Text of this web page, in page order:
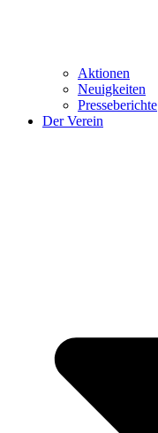
Aktionen
Neuigkeiten
Presseberichte
Der Verein